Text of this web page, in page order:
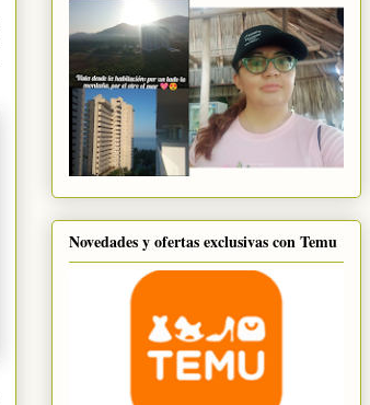
Novedades y ofertas exclusivas con Temu